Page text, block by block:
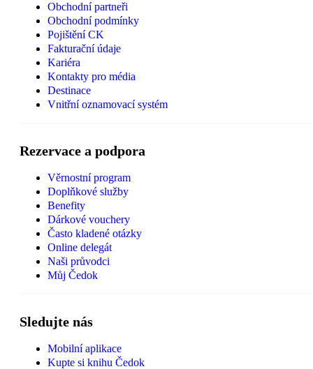
Obchodní partneři
Obchodní podmínky
Pojištění CK
Fakturační údaje
Kariéra
Kontakty pro média
Destinace
Vnitřní oznamovací systém
Rezervace a podpora
Věrnostní program
Doplňkové služby
Benefity
Dárkové vouchery
Často kladené otázky
Online delegát
Naši průvodci
Můj Čedok
Sledujte nás
Mobilní aplikace
Kupte si knihu Čedok